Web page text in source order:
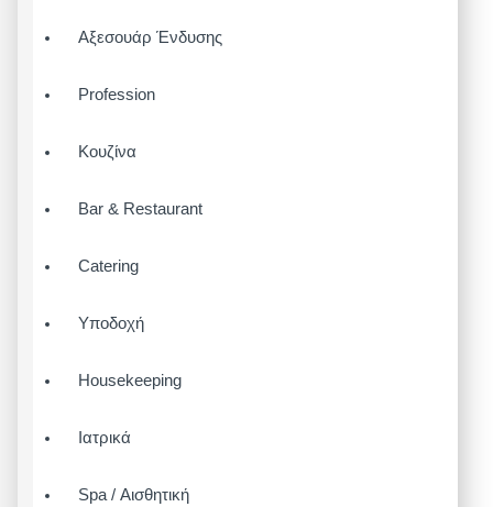
Αξεσουάρ Ένδυσης
Profession
Κουζίνα
Bar & Restaurant
Catering
Υποδοχή
Housekeeping
Ιατρικά
Spa / Αισθητική